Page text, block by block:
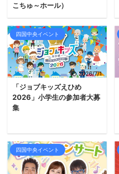
こちゅ～ホール）
四国中央イベント
2026/7/1
「ジョブキッズえひめ
2026」小学生の参加者大募
集
四国中央イベント